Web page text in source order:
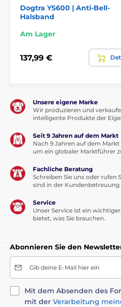
Vorteile
komplett wasserfestes
Laufzeit der Batterien bis zu
Detektion durch die
Nachteile
Batteriewechsel nötig
Inhalt der Packung
Antibell- Halsband
einstellbares Halsband
Verschlussmagnet
Entladungslampe
Batterie
Dogtra YS600 | Anti-Bell-
Halsband
Am Lager
137,99 €
Unsere eigene Marke
Wir produzieren und
intelligente Produkte der
Seit 9 Jahren auf dem Markt
Nach 9 Jahren auf dem
um ein globaler Marktführer
Fachliche Beratung
Schreiben Sie uns oder rufen
sind in der
Service
Unser Service ist ein
bietet, was Sie brauchen.
Abonnieren Sie den
Gib deine E-Mail hier ein
Mit dem Absenden des
mit der Verarbeitung